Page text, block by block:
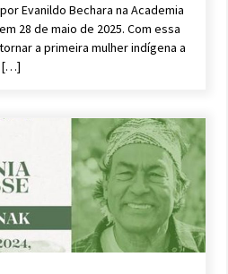
Evanildo Bechara na Academia
28 de maio de 2025. Com essa
a primeira mulher indígena a
[…]